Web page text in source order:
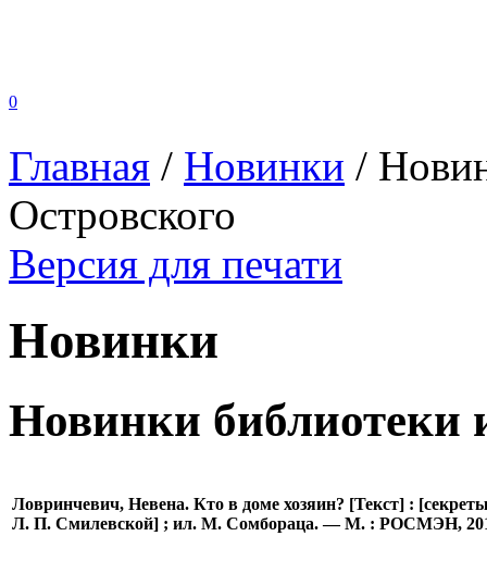
0
Главная / Новинки /
Островского
Версия для печати
Новинки
Новинки библиотеки
Ловринчевич, Невена. Кто в доме хозяин? [Текст] :
Л. П. Смилевской] ; ил. М. Сомбораца. — М. : РОСМЭН,